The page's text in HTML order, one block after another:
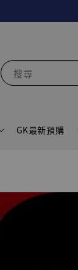
搜尋
GK最新預購